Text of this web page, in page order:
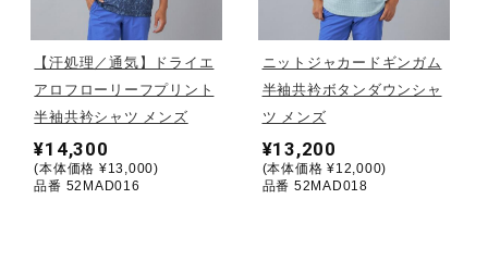
直営店一覧
取扱店一覧
【汗処理／通気】ドライエ
アロフローリーフプリント
半袖共衿シャツ メンズ
¥14,300
(本体価格 ¥13,000)
品番 52MAD016
ニットジャカードギンガム
半袖共衿ボタンダウンシャ
ツ メンズ
¥13,200
(本体価格 ¥12,000)
品番 52MAD018